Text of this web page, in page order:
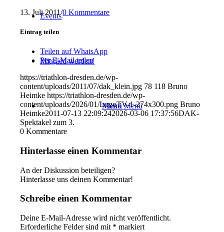
Events
Mitglied werden!
Menü Menü
13. Juli 2011/0 Kommentare
Eintrag teilen
Teilen auf WhatsApp
Per E-Mail teilen
https://triathlon-dresden.de/wp-
content/uploads/2011/07/dak_klein.jpg 78 118 Bruno
Heimke https://triathlon-dresden.de/wp-
content/uploads/2026/01/LogoTV-1-274x300.png Bruno
Heimke2011-07-13 22:09:242026-03-06 17:37:56DAK-
Spektakel zum 3.
0 Kommentare
Hinterlasse einen Kommentar
An der Diskussion beteiligen?
Hinterlasse uns deinen Kommentar!
Schreibe einen Kommentar
Deine E-Mail-Adresse wird nicht veröffentlicht.
Erforderliche Felder sind mit * markiert